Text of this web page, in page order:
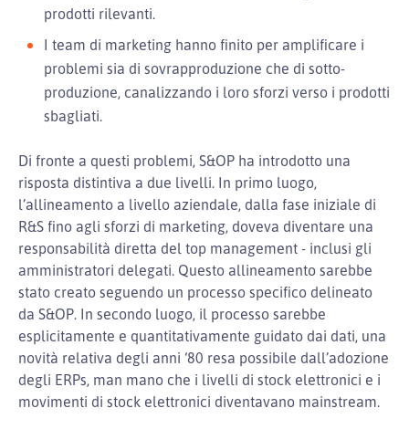
prodotti rilevanti.
I team di marketing hanno finito per amplificare i
problemi sia di sovrapproduzione che di sotto-
produzione, canalizzando i loro sforzi verso i prodotti
sbagliati.
Di fronte a questi problemi, S&OP ha introdotto una
risposta distintiva a due livelli. In primo luogo,
l’allineamento a livello aziendale, dalla fase iniziale di
R&S fino agli sforzi di marketing, doveva diventare una
responsabilità diretta del top management - inclusi gli
amministratori delegati. Questo allineamento sarebbe
stato creato seguendo un processo specifico delineato
da S&OP. In secondo luogo, il processo sarebbe
esplicitamente e quantitativamente guidato dai dati, una
novità relativa degli anni ‘80 resa possibile dall’adozione
degli ERPs, man mano che i livelli di stock elettronici e i
movimenti di stock elettronici diventavano mainstream.